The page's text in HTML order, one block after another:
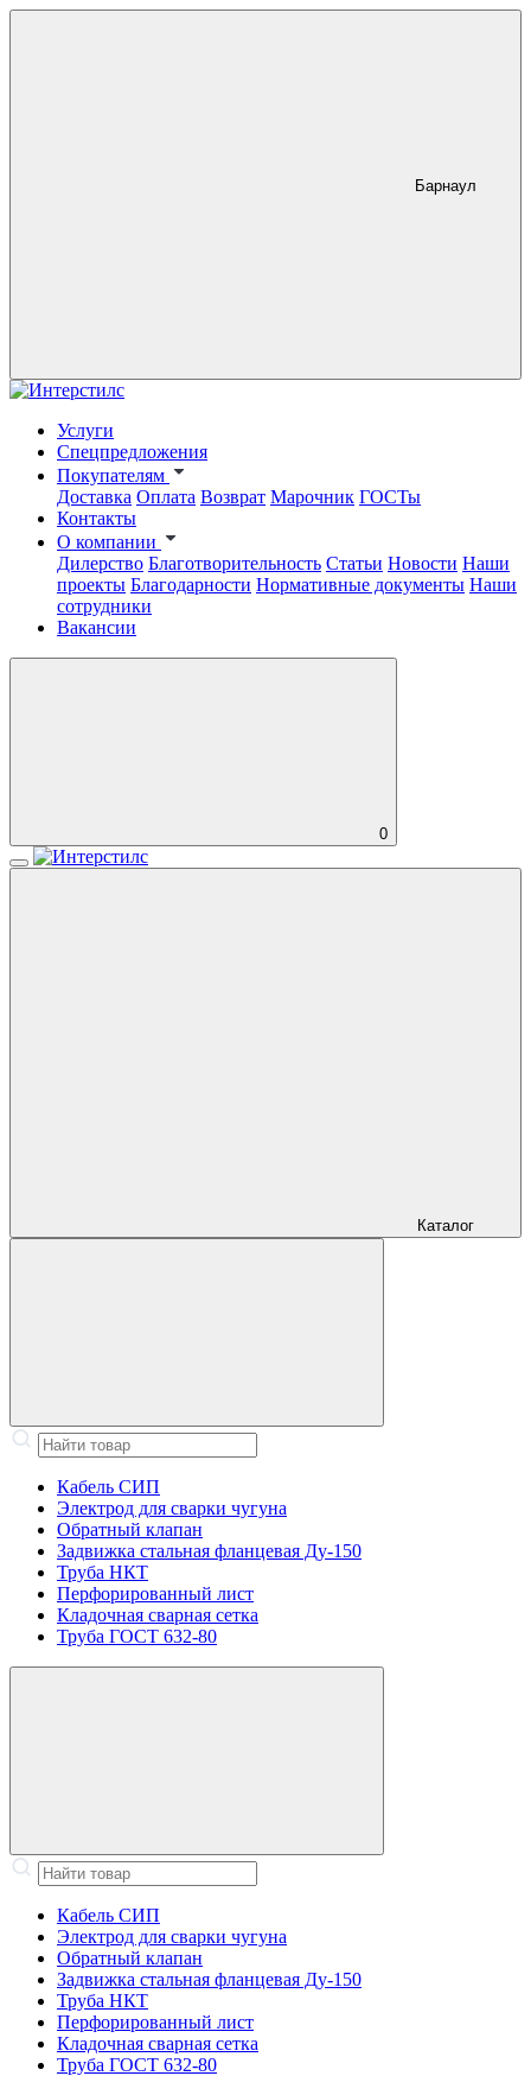
Барнаул
Услуги
Спецпредложения
Покупателям
Доставка Оплата Возврат Марочник ГОСТы
Контакты
О компании
Дилерство Благотворительность Статьи Новости Наши
проекты Благодарности Нормативные документы Наши
сотрудники
Вакансии
0
Каталог
Кабель СИП
Электрод для сварки чугуна
Обратный клапан
Задвижка стальная фланцевая Ду-150
Труба НКТ
Перфорированный лист
Кладочная сварная сетка
Труба ГОСТ 632-80
Кабель СИП
Электрод для сварки чугуна
Обратный клапан
Задвижка стальная фланцевая Ду-150
Труба НКТ
Перфорированный лист
Кладочная сварная сетка
Труба ГОСТ 632-80